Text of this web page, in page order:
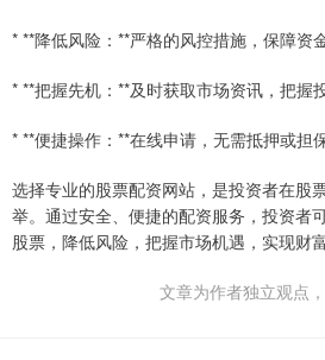
* **降低风险：**严格的风控措施，保障资
* **把握先机：**及时获取市场资讯，把握
* **便捷操作：**在线申请，无需抵押或担
选择专业的股票配资网站，是投资者在股
举。通过安全、便捷的配资服务，投资者
股票，降低风险，把握市场机遇，实现财富
文章为作者独立观点